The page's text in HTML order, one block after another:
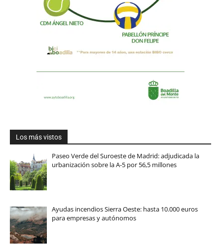
Los más vistos
Paseo Verde del Suroeste de Madrid: adjudicada la
urbanización sobre la A-5 por 56,5 millones
Ayudas incendios Sierra Oeste: hasta 10.000 euros
para empresas y autónomos